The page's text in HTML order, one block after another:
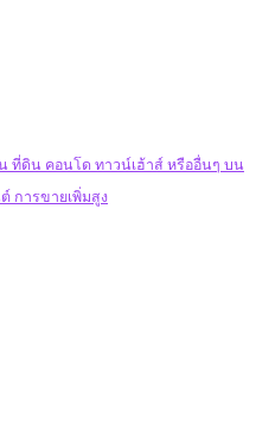
ที่ดิน คอนโด ทาวน์เฮ้าส์ หรืออื่นๆ บน
ต์ การขายเพิ่มสูง